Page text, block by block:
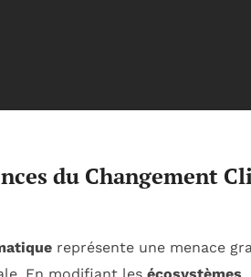
du Changement
représente une menace